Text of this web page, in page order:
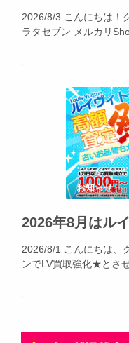
2026/8/3 こんにちは！
ラタセブン メルカリ
お知らせ
2026/8/1 こんにちは、
ンでLV買取強化★とさ